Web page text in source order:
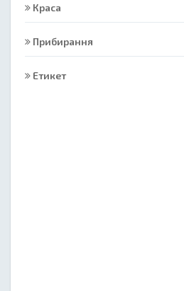
Краса
Прибирання
Етикет